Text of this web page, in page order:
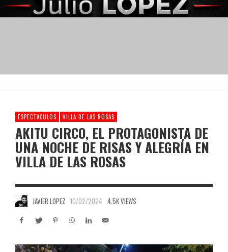
ESPECTACULOS VILLA DE LAS ROSAS
AKITU CIRCO, EL PROTAGONISTA DE
UNA NOCHE DE RISAS Y ALEGRÍA EN
VILLA DE LAS ROSAS
JAVIER LOPEZ 10/02/2024 4.5K VIEWS